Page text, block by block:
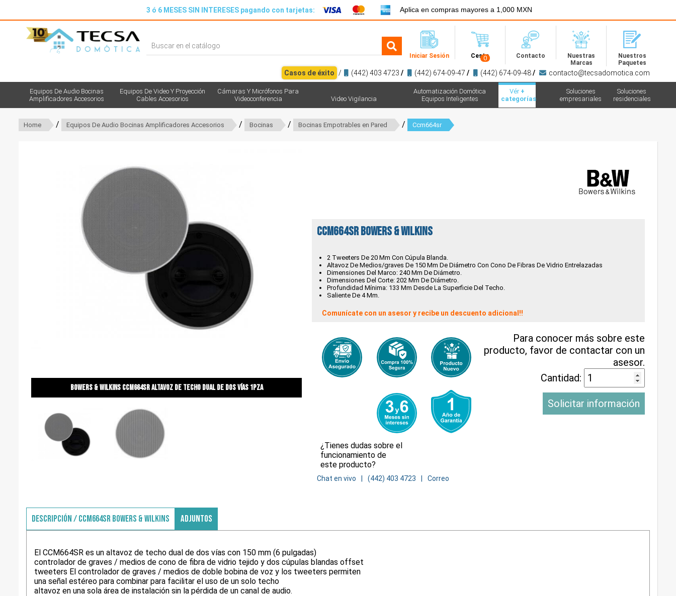
3 ó 6 MESES SIN INTERESES pagando con tarjetas: Aplica en compras mayores a 1,000 MXN
Iniciar Sesión Cesta
0 Contacto
Nuestras
Marcas
Nuestros
Paquetes
Casos de éxito / (442) 403 4723 / (442) 674-09-47 / (442) 674-09-48/ contacto@tecsadomotica.com
Equipos De Audio Bocinas
Amplificadores Accesorios
Equipos De Video Y Proyección
Cables Accesorios
Cámaras Y Micrófonos Para
Videoconferencia
Video Vigilancia
Automatización Domótica
Equipos Inteligentes
Vér +
categorías
Soluciones
residenciales
Soluciones
empresariales
Home / Equipos De Audio Bocinas Amplificadores Accesorios / Bocinas / Bocinas Empotrables en Pared / Ccm664sr
BOWERS & WILKINS CCM664SR Altavoz de techo dual de dos vías 1pza
CCM664SR BOWERS & WILKINS
2 Tweeters De 20 Mm Con Cúpula Blanda.
Altavoz De Medios/graves De 150 Mm De Diámetro Con Cono De Fibras De Vidrio Entrelazadas
Dimensiones Del Marco: 240 Mm De Diámetro.
Dimensiones Del Corte: 202 Mm De Diámetro.
Profundidad Mínima: 133 Mm Desde La Superficie Del Techo.
Saliente De 4 Mm.
Comunícate con un asesor y recibe un descuento adicional!!
¿Tienes dudas sobre el
funcionamiento de
este producto?
Chat en vivo (442) 403 4723 Correo
Para conocer más sobre este
producto, favor de contactar con un
asesor.
Cantidad:
Solicitar información
DESCRIPCIÓN / CCM664SR BOWERS & WILKINS ADJUNTOS
El CCM664SR es un altavoz de techo dual de dos vías con 150 mm (6 pulgadas)
controlador de graves / medios de cono de fibra de vidrio tejido y dos cúpulas blandas offset
tweeters El controlador de graves / medios de doble bobina de voz y los tweeters permiten
una señal estéreo para combinar para facilitar el uso de un solo techo
altavoz en una sola área de instalación sin la pérdida de un canal de audio.